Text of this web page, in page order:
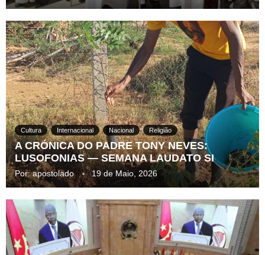
Cultura Internacional Nacional Religião
A CRÓNICA DO PADRE TONY NEVES:
LUSOFONIAS — SEMANA LAUDATO SI
Por:apostolado 19 de Maio, 2026